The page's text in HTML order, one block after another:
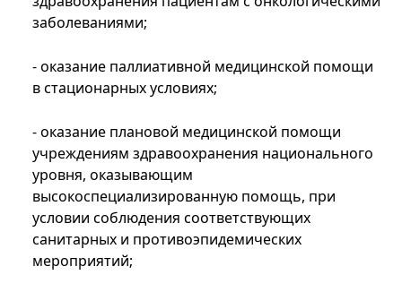
заболеваниями;
- оказание паллиативной медицинской помощи
в стационарных условиях;
- оказание плановой медицинской помощи
учреждениям здравоохранения национального
уровня, оказывающим
высокоспециализированную помощь, при
условии соблюдения соответствующих
санитарных и противоэпидемических
мероприятий;